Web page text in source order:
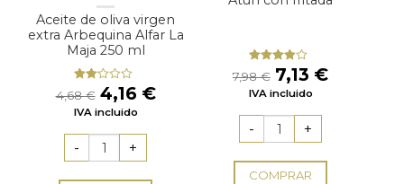
Aceite de oliva virgen
extra Arbequina Alfar La
Maja 250 ml
Valorado
con
2.00
4,68€ El
precio
era:
4,68 €.
4,16 €El
IVA incluido
Valorado
con
3.67
de 5
7,98€ El
precio
era:
7,98 €.
7,13 €El
IVA incluido
COMPRAR